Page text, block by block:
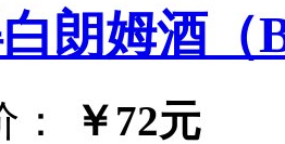
朗姆酒
￥72元